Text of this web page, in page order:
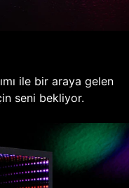
ile bir araya gelen
seni bekliyor.